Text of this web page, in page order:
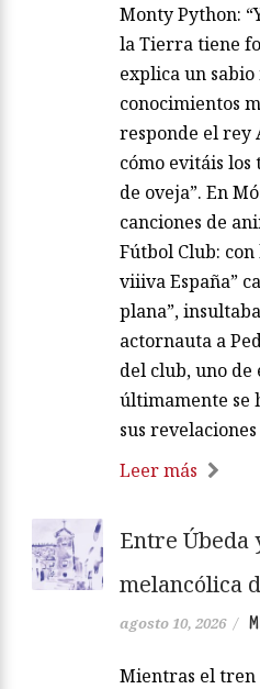
Monty Python:
la Tierra tiene
explica un sabio
conocimientos
responde el rey
cómo evitáis
de oveja”. En
canciones de
Fútbol Club:
viiiva España”
plana”,
actornauta a
del club, uno de
últimamente se
sus
Leer más
Entre Úbeda
melancólica
agosto 10, 2026 /
Mientras el tren